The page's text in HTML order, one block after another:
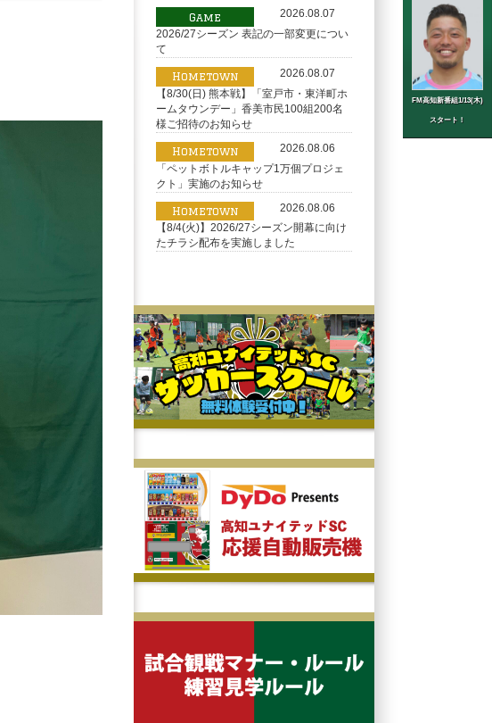
FM高知新番組1/13(木)
スタート！
Game
2026.08.07
2026/27シーズン 表記の一部変更につい
て
Hometown
2026.08.07
【8/30(日) 熊本戦】「室戸市・東洋町ホ
ームタウンデー」香美市民100組200名
様ご招待のお知らせ
Hometown
2026.08.06
「ペットボトルキャップ1万個プロジェ
クト」実施のお知らせ
Hometown
2026.08.06
【8/4(火)】2026/27シーズン開幕に向け
たチラシ配布を実施しました